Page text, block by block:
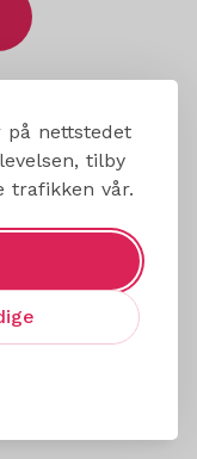
på nettstedet
tilby
trafikken vår.